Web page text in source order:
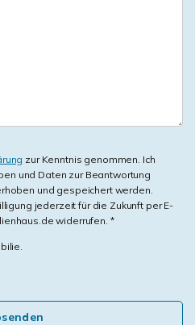
zur Kenntnis genommen. Ich
und Daten zur Beantwortung
und gespeichert werden.
jederzeit für die Zukunft per E-
widerrufen. *